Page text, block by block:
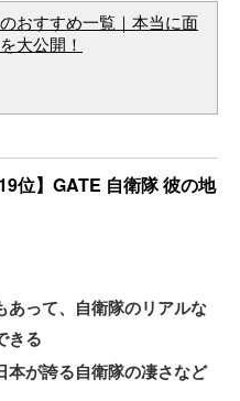
おすすめ一覧｜本当に面
大公開！
位】GATE 自衛隊 彼の地
あって、自衛隊のリアルな
きる
本が誇る自衛隊の凄さなど